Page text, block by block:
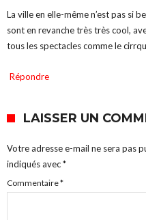
La ville en elle-même n’est pas si
sont en revanche très très cool,
tous les spectacles comme le
Répondre
LAISSER UN
Votre adresse e-mail ne sera pas
indiqués avec*
Commentaire*